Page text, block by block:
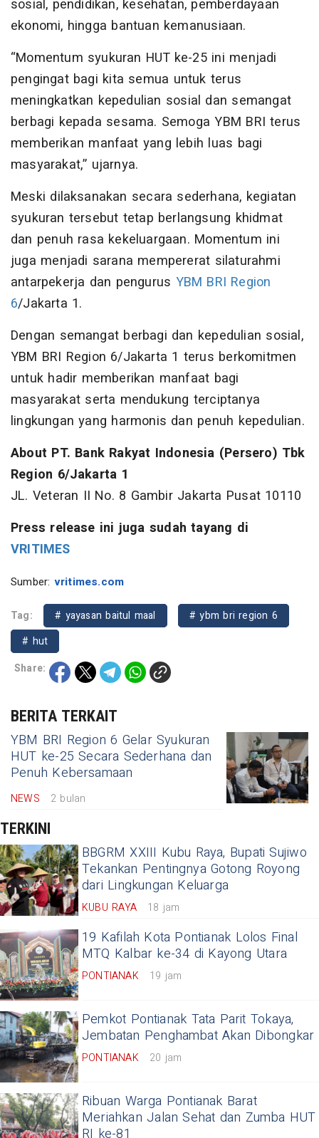
sosial, pendidikan, kesehatan, pemberdayaan
ekonomi, hingga bantuan kemanusiaan.
“Momentum syukuran HUT ke-25 ini menjadi
pengingat bagi kita semua untuk terus
meningkatkan kepedulian sosial dan semangat
berbagi kepada sesama. Semoga YBM BRI terus
memberikan manfaat yang lebih luas bagi
masyarakat,” ujarnya.
Meski dilaksanakan secara sederhana, kegiatan
syukuran tersebut tetap berlangsung khidmat
dan penuh rasa kekeluargaan. Momentum ini
juga menjadi sarana mempererat silaturahmi
antarpekerja dan pengurus YBM BRI Region
6/Jakarta 1.
Dengan semangat berbagi dan kepedulian sosial,
YBM BRI Region 6/Jakarta 1 terus berkomitmen
untuk hadir memberikan manfaat bagi
masyarakat serta mendukung terciptanya
lingkungan yang harmonis dan penuh kepedulian.
About PT. Bank Rakyat Indonesia (Persero) Tbk
Region 6/Jakarta 1
JL. Veteran II No. 8 Gambir Jakarta Pusat 10110
Press release ini juga sudah tayang di
VRITIMES
Sumber:vritimes.com
Tag: # yayasan baitul maal
# ybm bri region 6
# hut
Share:
BERITA TERKAIT
YBM BRI Region 6 Gelar Syukuran
HUT ke-25 Secara Sederhana dan
Penuh Kebersamaan
NEWS 2 bulan
TERKINI
BBGRM XXIII Kubu Raya, Bupati Sujiwo
Tekankan Pentingnya Gotong Royong
dari Lingkungan Keluarga
KUBU RAYA 18 jam
19 Kafilah Kota Pontianak Lolos Final
MTQ Kalbar ke-34 di Kayong Utara
PONTIANAK 19 jam
Pemkot Pontianak Tata Parit Tokaya,
Jembatan Penghambat Akan Dibongkar
PONTIANAK 20 jam
Ribuan Warga Pontianak Barat
Meriahkan Jalan Sehat dan Zumba HUT
RI ke-81